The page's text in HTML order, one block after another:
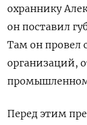
охраннику
он поставил
Там он провел
организаций,
Перед этим